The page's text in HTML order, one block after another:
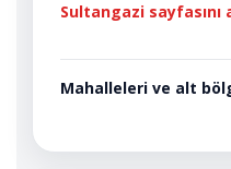
Sultangazi sayfasını
Mahalleleri ve alt